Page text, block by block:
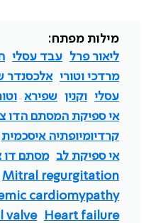
מילות מפתח:
ליאור פרל
עבד עסלי
מרדכי וטורי אלכסנדר
עסלי וקנין שפירא
אי ספיקת המסתם הדו
קרדיומיופתיה איסכמית
אי ספיקת לב
מסתם דו
Mitral regurgitation
cardiomypathy
Heart failure
valve